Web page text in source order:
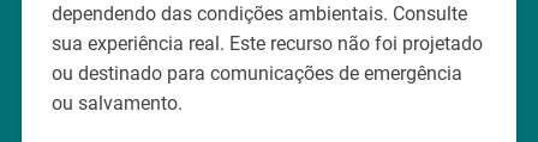
dependendo das condições ambientais. Consulte
sua experiência real. Este recurso não foi projetado
ou destinado para comunicações de emergência
ou salvamento.